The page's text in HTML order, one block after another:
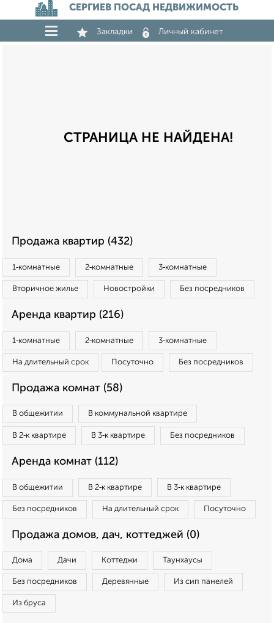
СЕРГИЕВ ПОСАД НЕДВИЖИМОСТЬ
Закладки Личный кабинет
СТРАНИЦА НЕ НАЙДЕНА!
Продажа квартир (432)
1‑комнатные 2‑комнатные 3‑комнатные
Вторичное жилье Новостройки Без посредников
Аренда квартир (216)
1‑комнатные 2‑комнатные 3‑комнатные
На длительный срок Посуточно Без посредников
Продажа комнат (58)
В общежитии В коммунальной квартире
В 2‑к квартире В 3‑к квартире Без посредников
Аренда комнат (112)
В общежитии В 2‑к квартире В 3‑к квартире
Без посредников На длительный срок Посуточно
Продажа домов, дач, коттеджей (0)
Дома Дачи Коттеджи Таунхаусы
Без посредников Деревянные Из сип панелей
Из бруса